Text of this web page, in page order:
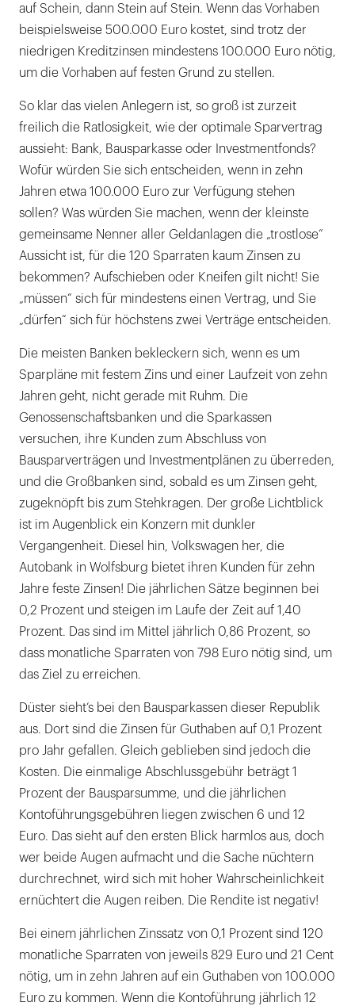
FAZ
einen
Aufsatz
über
Geldanlagen.
Außerdem
unterstützt
er
Zahnärzte
auf
Honorarbasis
der
Gestaltung
des
Privatvermögens.
auf Schein, dann Stein auf Stein. Wenn das Vorhaben
beispielsweise 500.000 Euro kostet, sind trotz der
niedrigen Kreditzinsen mindestens 100.000 Euro nötig,
um die Vorhaben auf festen Grund zu stellen.
So klar das vielen Anlegern ist, so groß ist zurzeit
freilich die Ratlosigkeit, wie der optimale Sparvertrag
aussieht: Bank, Bausparkasse oder Investmentfonds?
Wofür würden Sie sich entscheiden, wenn in zehn
Jahren etwa 100.000 Euro zur Verfügung stehen
sollen? Was würden Sie machen, wenn der kleinste
gemeinsame Nenner aller Geldanlagen die „trostlose“
Aussicht ist, für die 120 Sparraten kaum Zinsen zu
bekommen? Aufschieben oder Kneifen gilt nicht! Sie
„müssen“ sich für mindestens einen Vertrag, und Sie
„dürfen“ sich für höchstens zwei Verträge entscheiden.
Die meisten Banken bekleckern sich, wenn es um
Sparpläne mit festem Zins und einer Laufzeit von zehn
Jahren geht, nicht gerade mit Ruhm. Die
Genossenschaftsbanken und die Sparkassen
versuchen, ihre Kunden zum Abschluss von
Bausparverträgen und Investmentplänen zu überreden,
und die Großbanken sind, sobald es um Zinsen geht,
zugeknöpft bis zum Stehkragen. Der große Lichtblick
ist im Augenblick ein Konzern mit dunkler
Vergangenheit. Diesel hin, Volkswagen her, die
Autobank in Wolfsburg bietet ihren Kunden für zehn
Jahre feste Zinsen! Die jährlichen Sätze beginnen bei
0,2 Prozent und steigen im Laufe der Zeit auf 1,40
Prozent. Das sind im Mittel jährlich 0,86 Prozent, so
dass monatliche Sparraten von 798 Euro nötig sind, um
das Ziel zu erreichen.
Düster sieht‘s bei den Bausparkassen dieser Republik
aus. Dort sind die Zinsen für Guthaben auf 0,1 Prozent
pro Jahr gefallen. Gleich geblieben sind jedoch die
Kosten. Die einmalige Abschlussgebühr beträgt 1
Prozent der Bausparsumme, und die jährlichen
Kontoführungsgebühren liegen zwischen 6 und 12
Euro. Das sieht auf den ersten Blick harmlos aus, doch
wer beide Augen aufmacht und die Sache nüchtern
durchrechnet, wird sich mit hoher Wahrscheinlichkeit
ernüchtert die Augen reiben. Die Rendite ist negativ!
Bei einem jährlichen Zinssatz von 0,1 Prozent sind 120
monatliche Sparraten von jeweils 829 Euro und 21 Cent
nötig, um in zehn Jahren auf ein Guthaben von 100.000
Euro zu kommen. Wenn die Kontoführung jährlich 12